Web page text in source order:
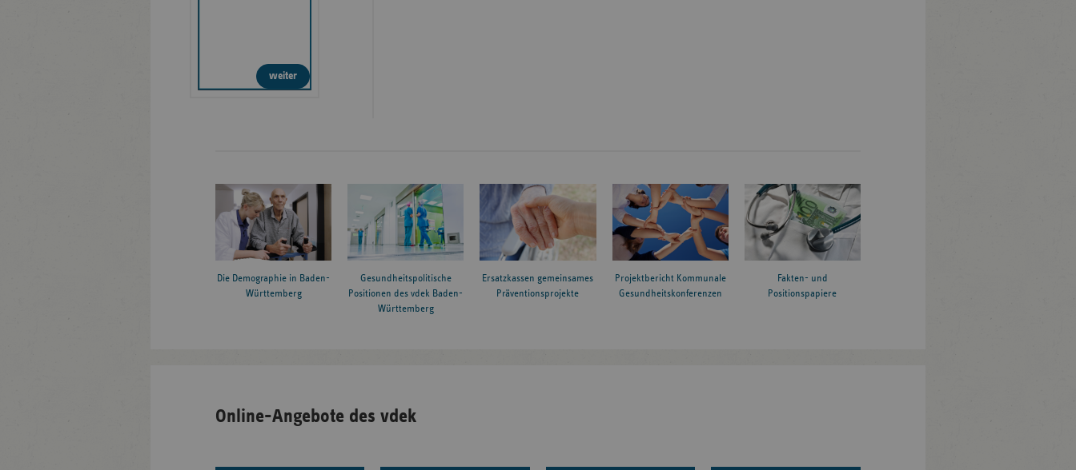
weiter
Die Demographie in Baden-
Württemberg
Gesundheitspolitische
Positionen des vdek Baden-
Württemberg
Ersatzkassen gemeinsames
Präventionsprojekte
Projektbericht Kommunale
Gesundheitskonferenzen
Fakten- und
Positionspapiere
Online-Angebote des vdek